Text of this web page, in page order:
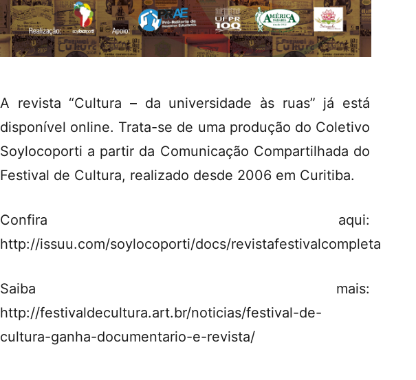
A revista “Cultura – da universidade às ruas” já está
disponível online. Trata-se de uma produção do Coletivo
Soylocoporti a partir da Comunicação Compartilhada do
Festival de Cultura, realizado desde 2006 em Curitiba.
Confira aqui:
http://issuu.com/soylocoporti/docs/revistafestivalcompleta
Saiba mais:
http://festivaldecultura.art.br/noticias/festival-de-
cultura-ganha-documentario-e-revista/